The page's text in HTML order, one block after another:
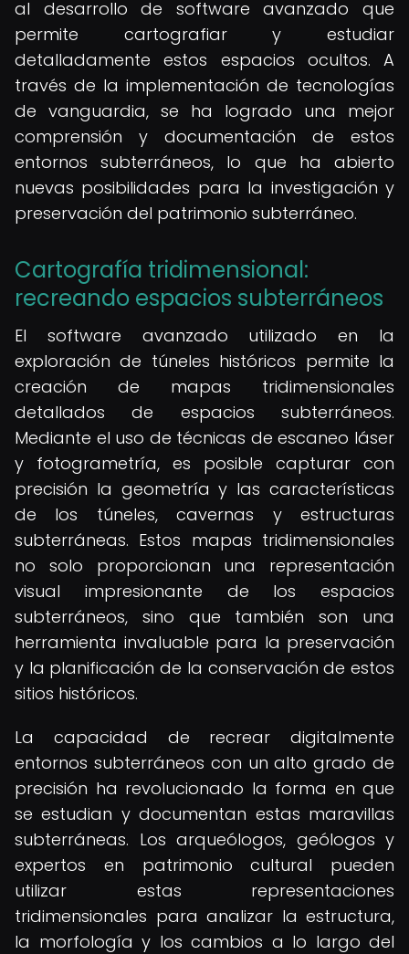
al desarrollo de software avanzado que
permite cartografiar y estudiar
detalladamente estos espacios ocultos. A
través de la implementación de tecnologías
de vanguardia, se ha logrado una mejor
comprensión y documentación de estos
entornos subterráneos, lo que ha abierto
nuevas posibilidades para la investigación y
preservación del patrimonio subterráneo.
Cartografía tridimensional:
recreando espacios subterráneos
El software avanzado utilizado en la
exploración de túneles históricos permite la
creación de mapas tridimensionales
detallados de espacios subterráneos.
Mediante el uso de técnicas de escaneo láser
y fotogrametría, es posible capturar con
precisión la geometría y las características
de los túneles, cavernas y estructuras
subterráneas. Estos mapas tridimensionales
no solo proporcionan una representación
visual impresionante de los espacios
subterráneos, sino que también son una
herramienta invaluable para la preservación
y la planificación de la conservación de estos
sitios históricos.
La capacidad de recrear digitalmente
entornos subterráneos con un alto grado de
precisión ha revolucionado la forma en que
se estudian y documentan estas maravillas
subterráneas. Los arqueólogos, geólogos y
expertos en patrimonio cultural pueden
utilizar estas representaciones
tridimensionales para analizar la estructura,
la morfología y los cambios a lo largo del